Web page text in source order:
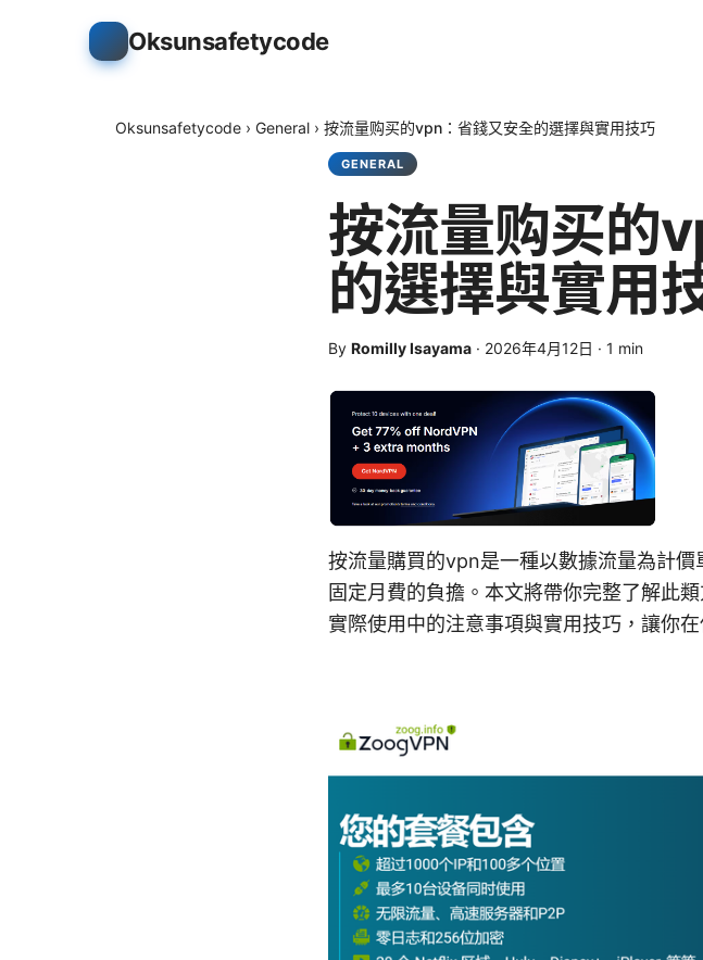
Oksunsafetycode
Oksunsafetycode › General › 按流量购买的vpn：省錢又安全的選擇與實用技巧
GENERAL
按流量购买的
的選擇與實用
By Romilly Isayama · 2026年4月12日 · 1 min
按流量購買的vpn是一種以數據流量為計
固定月費的負擔。本文將帶你完整了解此
實際使用中的注意事項與實用技巧，讓你